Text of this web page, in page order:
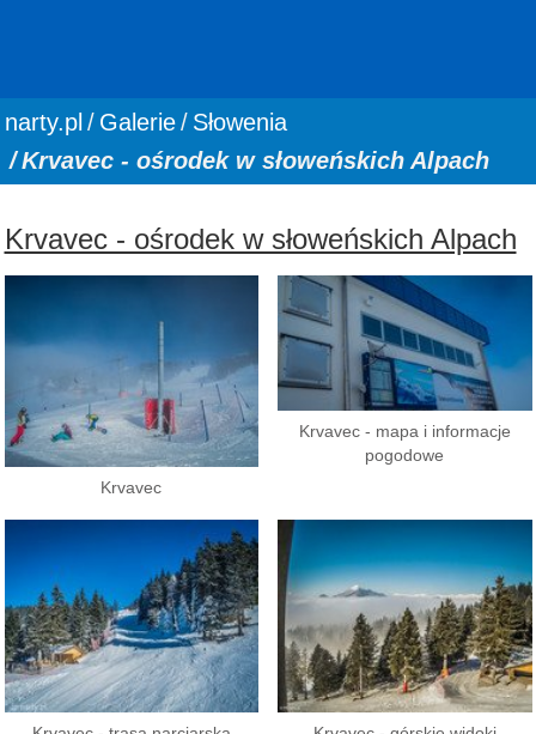
You are here:
narty.pl Galerie
Słowenia
Krvavec - ośrodek w słoweńskich Alpach
Krvavec - ośrodek w słoweńskich Alpach
Krvavec
Krvavec - mapa i informacje
pogodowe